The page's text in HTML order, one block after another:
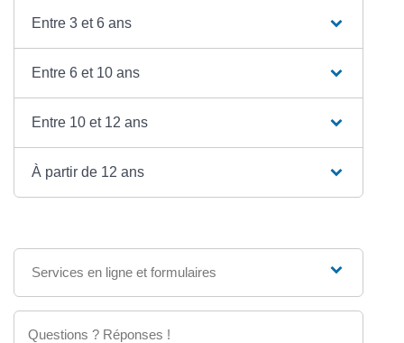
Entre 3 et 6 ans
Entre 6 et 10 ans
Entre 10 et 12 ans
À partir de 12 ans
Services en ligne et formulaires
Questions ? Réponses !